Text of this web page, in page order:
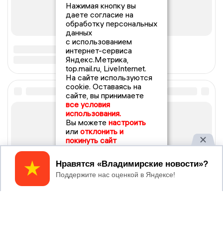
Нажимая кнопку вы
даете согласие на
обработку персональных
данных
с использованием
интернет-сервиса
Яндекс.Метрика,
top.mail.ru, LiveInternet.
На сайте используются
cookie. Оставаясь на
сайте, вы принимаете
все условия
использования.
Вы можете настроить
или отклонить и
покинуть сайт
Принять